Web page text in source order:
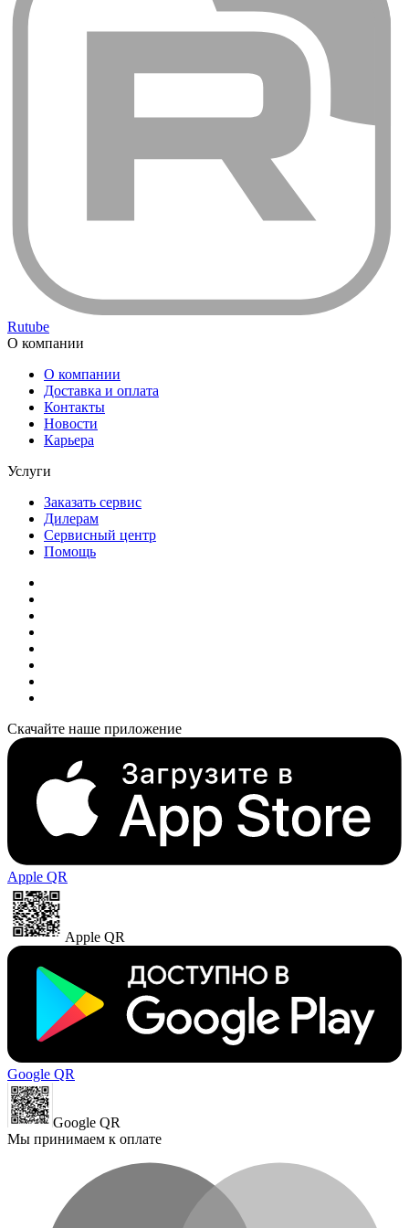
Rutube
О компании
О компании
Доставка и оплата
Контакты
Новости
Карьера
Услуги
Заказать сервис
Дилерам
Сервисный центр
Помощь
Скачайте наше приложение
Apple QR
Apple QR
Google QR
Google QR
Мы принимаем к оплате